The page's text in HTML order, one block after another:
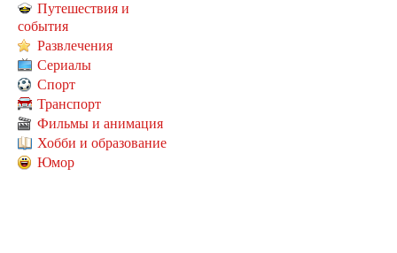
Путешествия и
события
Развлечения
Сериалы
Спорт
Транспорт
Фильмы и анимация
Хобби и образование
Юмор